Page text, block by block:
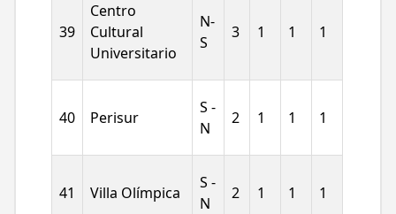
39
Centro
Cultural
Universitario
N-
S
3 1 1 1
40 Perisur
S -
N
2 1 1 1
41 Villa Olímpica
S -
N
2 1 1 1